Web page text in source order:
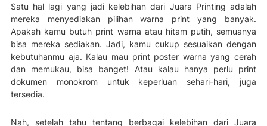
Satu hal lagi yang jadi kelebihan dari Juara Printing adalah
mereka menyediakan pilihan warna print yang banyak.
Apakah kamu butuh print warna atau hitam putih, semuanya
bisa mereka sediakan. Jadi, kamu cukup sesuaikan dengan
kebutuhanmu aja. Kalau mau print poster warna yang cerah
dan memukau, bisa banget! Atau kalau hanya perlu print
dokumen monokrom untuk keperluan sehari-hari, juga
tersedia.
Nah, setelah tahu tentang berbagai kelebihan dari Juara